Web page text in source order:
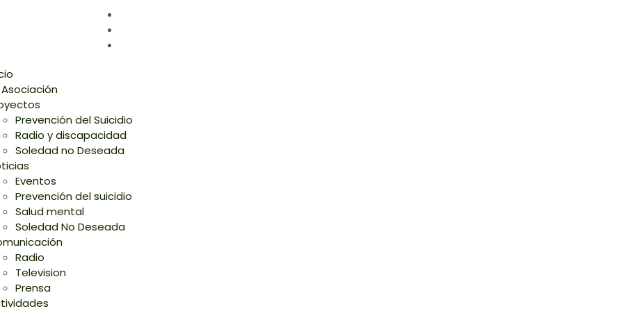
Asociación
Prevención del Suicidio
Radio y discapacidad
Soledad no Deseada
Eventos
Prevención del suicidio
Salud mental
Soledad No Deseada
Radio
Television
Prensa